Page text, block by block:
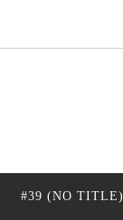
#39 (NO TITLE)